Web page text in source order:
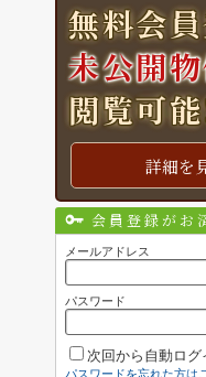
無料会
未公開
閲覧可
詳細を
会員登録がお
メールアドレス
パスワード
次回から自動ログ
パスワードを忘れた方は